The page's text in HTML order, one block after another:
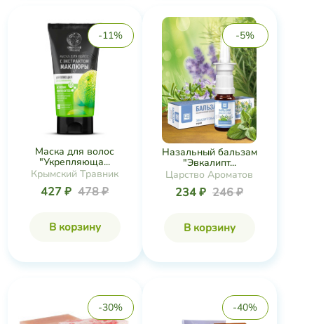
-11%
Маска для волос
"Укрепляюща...
Крымский Травник
427 ₽ 478 ₽
В корзину
-5%
Назальный бальзам
"Эвкалипт...
Царство Ароматов
234 ₽ 246 ₽
В корзину
-30% -40%